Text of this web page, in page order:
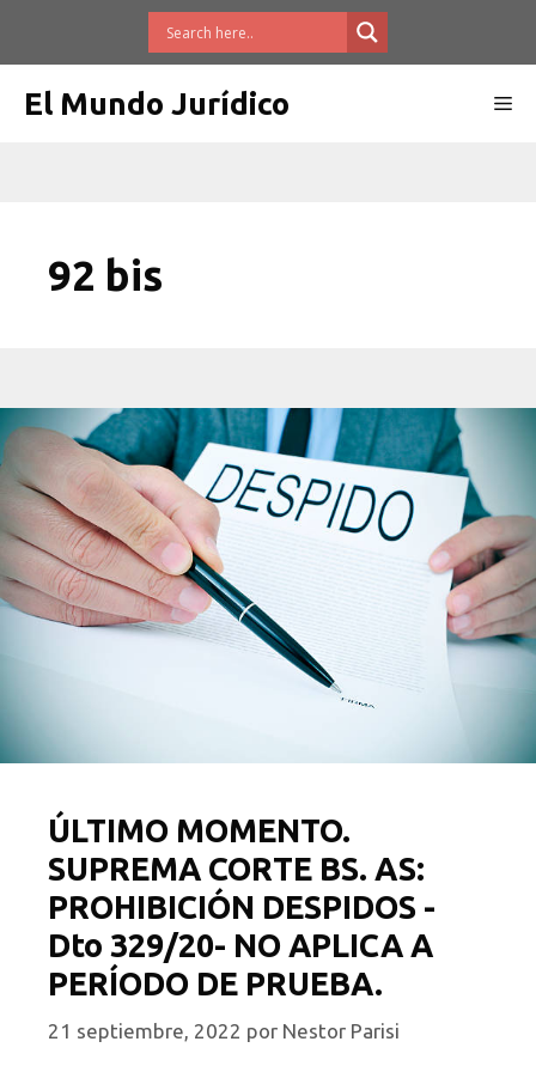
El Mundo Jurídico
92 bis
ÚLTIMO MOMENTO.
SUPREMA CORTE BS. AS:
PROHIBICIÓN DESPIDOS -
Dto 329/20- NO APLICA A
PERÍODO DE PRUEBA.
21 septiembre, 2022 por Nestor Parisi